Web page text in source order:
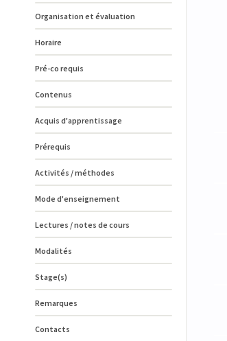
Organisation et évaluation
Horaire
Pré-co requis
Contenus
Acquis d'apprentissage
Prérequis
Activités / méthodes
Mode d'enseignement
Lectures / notes de cours
Modalités
Stage(s)
Remarques
Contacts